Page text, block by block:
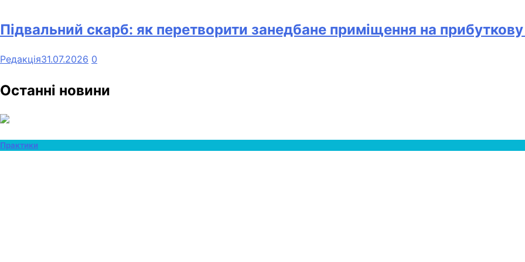
Підвальний скарб: як перетворити занедбане приміщення на
Редакція31.07.2026 0
Останні новини
Практики